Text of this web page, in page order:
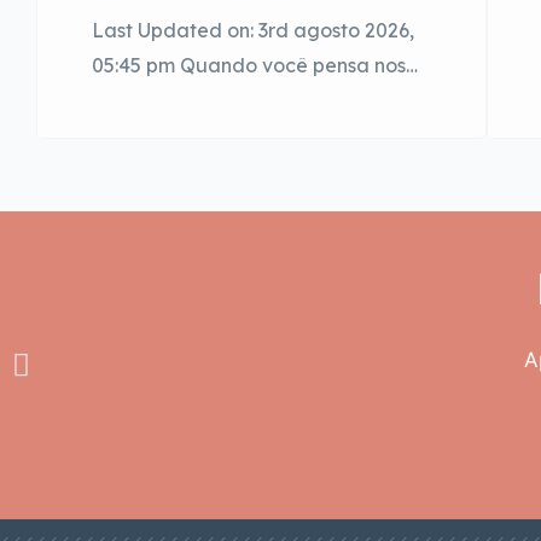
Last Updated on: 3rd agosto 2026,
05:45 pm Quando você pensa nos